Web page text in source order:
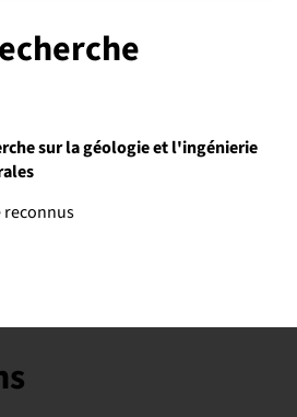
sur la géologie et l'ingénierie
reconnus